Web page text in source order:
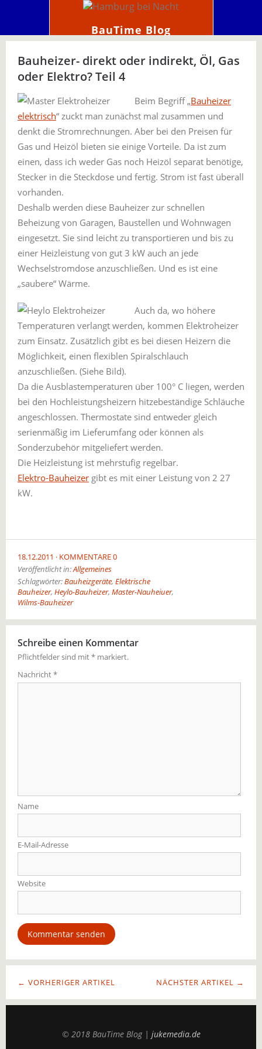
BauTime Blog
Bauheizer- direkt oder indirekt, Öl, Gas
oder Elektro? Teil 4
Beim Begriff „Bauheizer
elektrisch“ zuckt man zunächst mal zusammen und
denkt die Stromrechnungen. Aber bei den Preisen für
Gas und Heizöl bieten sie einige Vorteile. Da ist zum
einen, dass ich weder Gas noch Heizöl separat benötige,
Stecker in die Steckdose und fertig. Strom ist fast überall
vorhanden.
Deshalb werden diese Bauheizer zur schnellen
Beheizung von Garagen, Baustellen und Wohnwagen
eingesetzt. Sie sind leicht zu transportieren und bis zu
einer Heizleistung von gut 3 kW auch an jede
Wechselstromdose anzuschließen. Und es ist eine
„saubere“ Wärme.
Auch da, wo höhere
Temperaturen verlangt werden, kommen Elektroheizer
zum Einsatz. Zusätzlich gibt es bei diesen Heizern die
Möglichkeit, einen flexiblen Spiralschlauch
anzuschließen. (Siehe Bild).
Da die Ausblastemperaturen über 100° C liegen, werden
bei den Hochleistungsheizern hitzebeständige Schläuche
angeschlossen. Thermostate sind entweder gleich
serienmäßig im Lieferumfang oder können als
Sonderzubehör mitgeliefert werden.
Die Heizleistung ist mehrstufig regelbar.
Elektro-Bauheizer gibt es mit einer Leistung von 2 27
kW.
18.12.2011
KOMMENTARE 0
Veröffentlicht in:Allgemeines
Schlagwörter:Bauheizgeräte, Elektrische
Bauheizer, Heylo-Bauheizer, Master-Nauheiuer,
Wilms-Bauheizer
Schreibe einen Kommentar
Pflichtfelder sind mit* markiert.
Nachricht*
Name
E-Mail-Adresse
Website
NÄCHSTER ARTIKEL →
← VORHERIGER ARTIKEL
© 2018 BauTime Blog | jukemedia.de